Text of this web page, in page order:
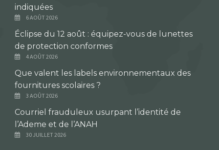
indiquées
6 AOÛT 2026
Éclipse du 12 août : équipez-vous de lunettes
de protection conformes
4 AOÛT 2026
Que valent les labels environnementaux des
fournitures scolaires ?
3 AOÛT 2026
Courriel frauduleux usurpant l’identité de
l’Ademe et de l’ANAH
30 JUILLET 2026